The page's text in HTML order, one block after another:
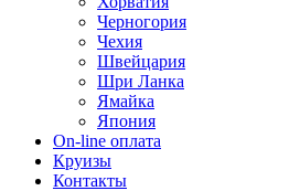
Черногория
Чехия
Швейцария
Шри Ланка
Ямайка
Япония
On-line оплата
Круизы
Контакты